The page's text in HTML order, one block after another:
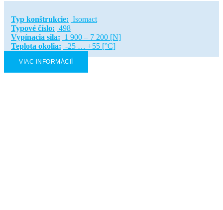
Typ konštrukcie: Isomact
Typové číslo: 498
Vypínacia sila: 1 900 – 7 200 [N]
Teplota okolia: -25 … +55 [°C]
VIAC INFORMÁCIÍ